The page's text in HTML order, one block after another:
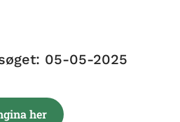
05-05-2025
her